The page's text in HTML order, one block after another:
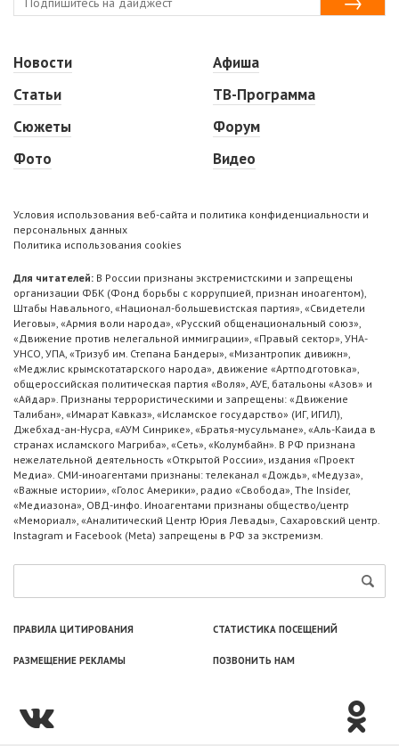
Новости
Статьи
Сюжеты
Фото
Афиша
ТВ-Программа
Форум
Видео
Условия использования веб-сайта и политика конфиденциальности и
персональных данных
Политика использования cookies
Для читателей: В России признаны экстремистскими и запрещены
организации ФБК (Фонд борьбы с коррупцией, признан иноагентом),
Штабы Навального, «Национал-большевистская партия», «Свидетели
Иеговы», «Армия воли народа», «Русский общенациональный союз»,
«Движение против нелегальной иммиграции», «Правый сектор», УНА-
УНСО, УПА, «Тризуб им. Степана Бандеры», «Мизантропик дивижн»,
«Меджлис крымскотатарского народа», движение «Артподготовка»,
общероссийская политическая партия «Воля», АУЕ, батальоны «Азов» и
«Айдар». Признаны террористическими и запрещены: «Движение
Талибан», «Имарат Кавказ», «Исламское государство» (ИГ, ИГИЛ),
Джебхад-ан-Нусра, «АУМ Синрике», «Братья-мусульмане», «Аль-Каида в
странах исламского Магриба», «Сеть», «Колумбайн». В РФ признана
нежелательной деятельность «Открытой России», издания «Проект
Медиа». СМИ-иноагентами признаны: телеканал «Дождь», «Медуза»,
«Важные истории», «Голос Америки», радио «Свобода», The Insider,
«Медиазона», ОВД-инфо. Иноагентами признаны общество/центр
«Мемориал», «Аналитический Центр Юрия Левады», Сахаровский центр.
Instagram и Facebook (Metа) запрещены в РФ за экстремизм.
ПРАВИЛА ЦИТИРОВАНИЯ СТАТИСТИКА ПОСЕЩЕНИЙ
РАЗМЕЩЕНИЕ РЕКЛАМЫ ПОЗВОНИТЬ НАМ